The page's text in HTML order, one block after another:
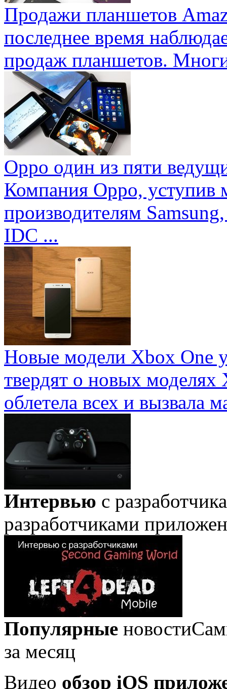
Продажи планшетов
последнее время
продаж планшетов.
Oppo один из пяти
Компания Oppo, уступив
производителям
IDC ...
Новые модели Xbox One
твердят о новых
облетела всех и вызвала
Интервью с
разработчиками
Популярные новости
за месяц
Видео обзор iOS